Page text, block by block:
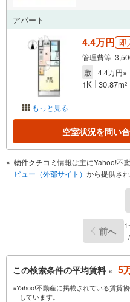
アパート
もっと見る
4.4万円 即
管理費等
敷
4.4万円※
1K 30.87m2
空室状況を問い
物件クチコミ情報は主にYahoo!不
ビュー（外部サイト） から提供さ
前へ
1
/
この検索条件の平均賃料 ※ 5
※Yahoo!不動産に掲載されている賃貸
しています。